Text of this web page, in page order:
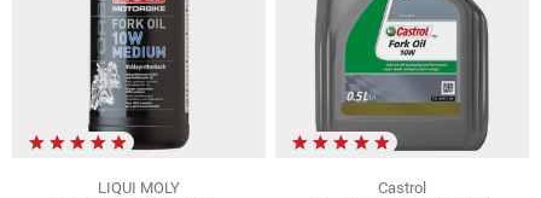
LIQUI MOLY
Castrol